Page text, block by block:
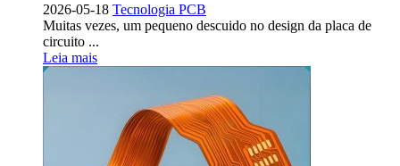
2026-05-18 Tecnologia PCB
Muitas vezes, um pequeno descuido no design da placa de
circuito ...
Leia mais